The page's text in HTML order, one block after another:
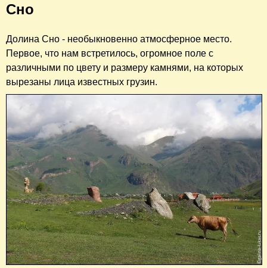
Сно
Долина Сно - необыкновенно атмосферное место.
Первое, что нам встретилось, огромное поле с
различными по цвету и размеру камнями, на которых
вырезаны лица известных грузин.